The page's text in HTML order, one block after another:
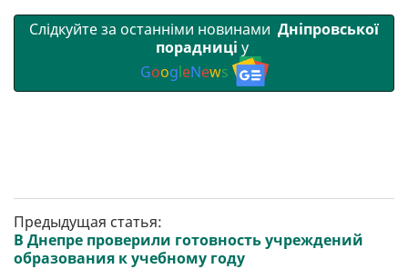
Слідкуйте за останніми новинами Дніпровської
порадниці у
GoogleNews
Предыдущая статья:
В Днепре проверили готовность учреждений
образования к учебному году